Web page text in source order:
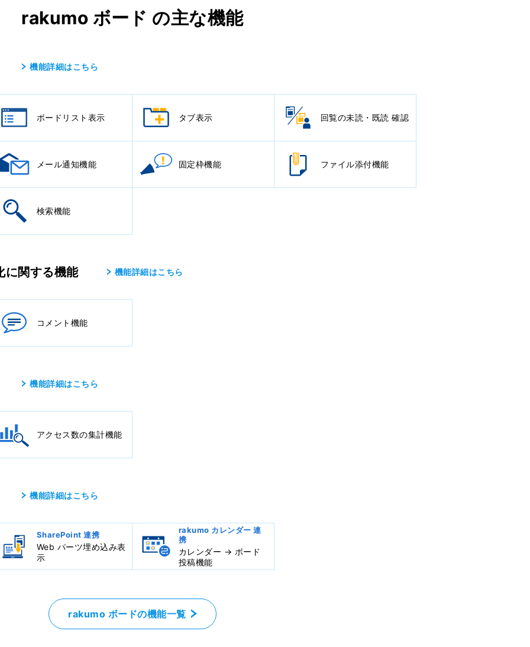
rakumo ボード の主な機能
機能詳細はこちら
ボードリスト表示 タブ表示 回覧の未読・既読 確認
メール通知機能 固定枠機能 ファイル添付機能
検索機能
に関する機能 機能詳細はこちら
コメント機能
機能詳細はこちら
アクセス数の集計機能
機能詳細はこちら
SharePoint 連携
Web パーツ埋め込み表
示
rakumo カレンダー 連
携
カレンダー → ボード
投稿機能
rakumo ボードの機能一覧